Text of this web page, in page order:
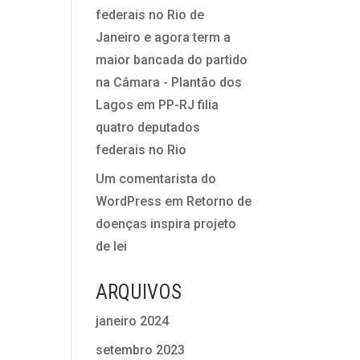
federais no Rio de
Janeiro e agora term a
maior bancada do partido
na Câmara - Plantão dos
Lagos em PP-RJ filia
quatro deputados
federais no Rio
Um comentarista do
WordPress em Retorno de
doenças inspira projeto
de lei
ARQUIVOS
janeiro 2024
setembro 2023